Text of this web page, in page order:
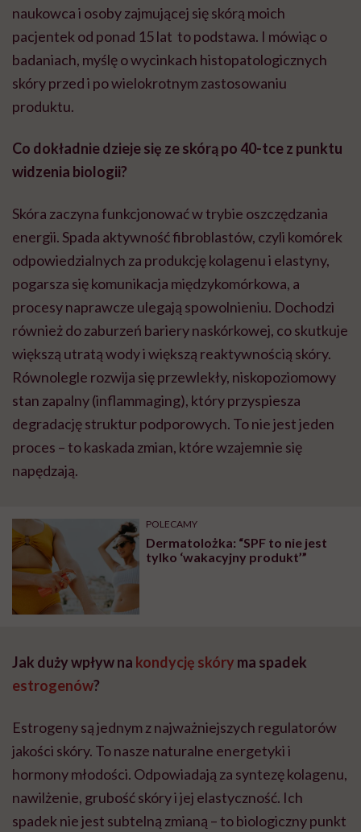
naukowca i osoby zajmującej się skórą moich
pacjentek od ponad 15 lat to podstawa. I mówiąc o
badaniach, myślę o wycinkach histopatologicznych
skóry przed i po wielokrotnym zastosowaniu
produktu.
Co dokładnie dzieje się ze skórą po 40-tce z punktu
widzenia biologii?
Skóra zaczyna funkcjonować w trybie oszczędzania
energii. Spada aktywność fibroblastów, czyli komórek
odpowiedzialnych za produkcję kolagenu i elastyny,
pogarsza się komunikacja międzykomórkowa, a
procesy naprawcze ulegają spowolnieniu. Dochodzi
również do zaburzeń bariery naskórkowej, co skutkuje
większą utratą wody i większą reaktywnością skóry.
Równolegle rozwija się przewlekły, niskopoziomowy
stan zapalny (inflammaging), który przyspiesza
degradację struktur podporowych. To nie jest jeden
proces – to kaskada zmian, które wzajemnie się
napędzają.
POLECAMY
Dermatolożka: “SPF to nie jest
tylko ‘wakacyjny produkt’”
Jak duży wpływ na kondycję skóry ma spadek
estrogenów?
Estrogeny są jednym z najważniejszych regulatorów
jakości skóry. To nasze naturalne energetyki i
hormony młodości. Odpowiadają za syntezę kolagenu,
nawilżenie, grubość skóry i jej elastyczność. Ich
spadek nie jest subtelną zmianą – to biologiczny punkt